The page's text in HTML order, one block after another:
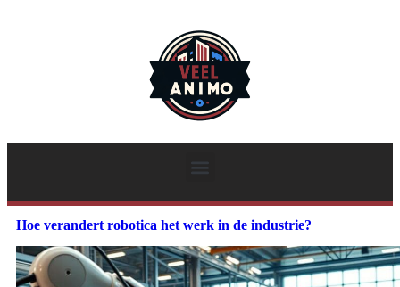
Hoe verandert robotica het werk in de industrie?